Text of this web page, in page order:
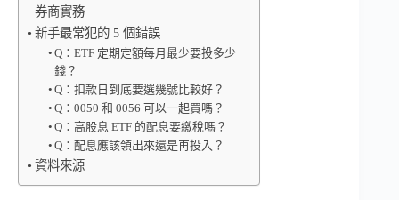
券商實務
新手最常犯的 5 個錯誤
Q：ETF 定期定額每月最少要投多少
錢？
Q：扣款日到底要選幾號比較好？
Q：0050 和 0056 可以一起買嗎？
Q：高股息 ETF 的配息要繳稅嗎？
Q：配息應該領出來還是再投入？
資料來源